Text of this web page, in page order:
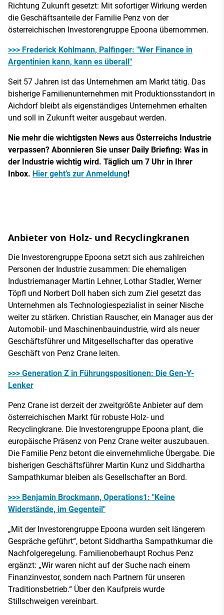
Richtung Zukunft gesetzt: Mit sofortiger Wirkung werden
die Geschäftsanteile der Familie Penz von der
österreichischen Investorengruppe Epoona übernommen.
>>> Frederick Kohlmann, Palfinger: "Wer Finance in
Argentinien kann, kann es überall"
Seit 57 Jahren ist das Unternehmen am Markt tätig. Das
bisherige Familienunternehmen mit Produktionsstandort in
Aichdorf bleibt als eigenständiges Unternehmen erhalten
und soll in Zukunft weiter ausgebaut werden.
Nie mehr die wichtigsten News aus Österreichs Industrie
verpassen? Abonnieren Sie unser Daily Briefing: Was in
der Industrie wichtig wird. Täglich um 7 Uhr in Ihrer
Inbox. Hier geht’s zur Anmeldung!
Anbieter von Holz- und Recyclingkranen
Die Investorengruppe Epoona setzt sich aus zahlreichen
Personen der Industrie zusammen: Die ehemaligen
Industriemanager Martin Lehner, Lothar Stadler, Werner
Töpfl und Norbert Doll haben sich zum Ziel gesetzt das
Unternehmen als Technologiespezialist in seiner Nische
weiter zu stärken. Christian Rauscher, ein Manager aus der
Automobil- und Maschinenbauindustrie, wird als neuer
Geschäftsführer und Mitgesellschafter das operative
Geschäft von Penz Crane leiten.
>>> Generation Z in Führungspositionen: Die Gen-Y-
Lenker
Penz Crane ist derzeit der zweitgrößte Anbieter auf dem
österreichischen Markt für robuste Holz- und
Recyclingkrane. Die Investorengruppe Epoona plant, die
europäische Präsenz von Penz Crane weiter auszubauen.
Die Familie Penz betont die einvernehmliche Übergabe. Die
bisherigen Geschäftsführer Martin Kunz und Siddhartha
Sampathkumar bleiben als Gesellschafter an Bord.
>>> Benjamin Brockmann, Operations1: "Keine
Widerstände, im Gegenteil"
„Mit der Investorengruppe Epoona wurden seit längerem
Gespräche geführt“, betont Siddhartha Sampathkumar die
Nachfolgeregelung. Familienoberhaupt Rochus Penz
ergänzt: „Wir waren nicht auf der Suche nach einem
Finanzinvestor, sondern nach Partnern für unseren
Traditionsbetrieb.“ Über den Kaufpreis wurde
Stillschweigen vereinbart.